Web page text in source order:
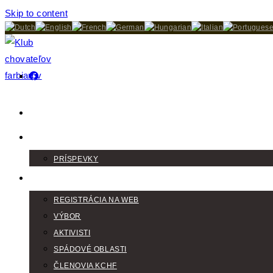
Skip to content
PRÍSPEVKY
REGISTRÁCIA NA WEB
VÝBOR
AKTIVISTI
SPÁDOVÉ OBLASTI
ČLENOVIA KCHF